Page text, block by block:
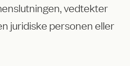
vedtekter
juridiske personen eller